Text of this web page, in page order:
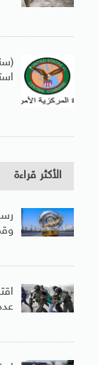
الأكثر قراءة